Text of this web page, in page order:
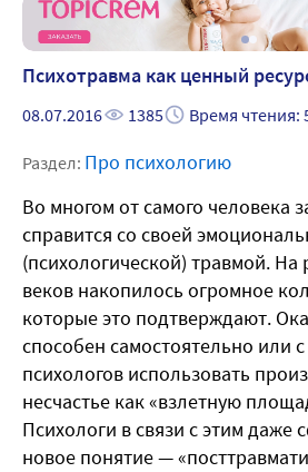
Психотравма как ценный
08.07.2016 1385 Время чтения:
Раздел: Про психологию
Во многом от самого человека
справится со своей
(психологической) травмой. На
веков накопилось огромное
которые это подтверждают.
способен самостоятельно или
психологов использовать
несчастье как «взлетную
Психологи в связи с этим даже
новое понятие —